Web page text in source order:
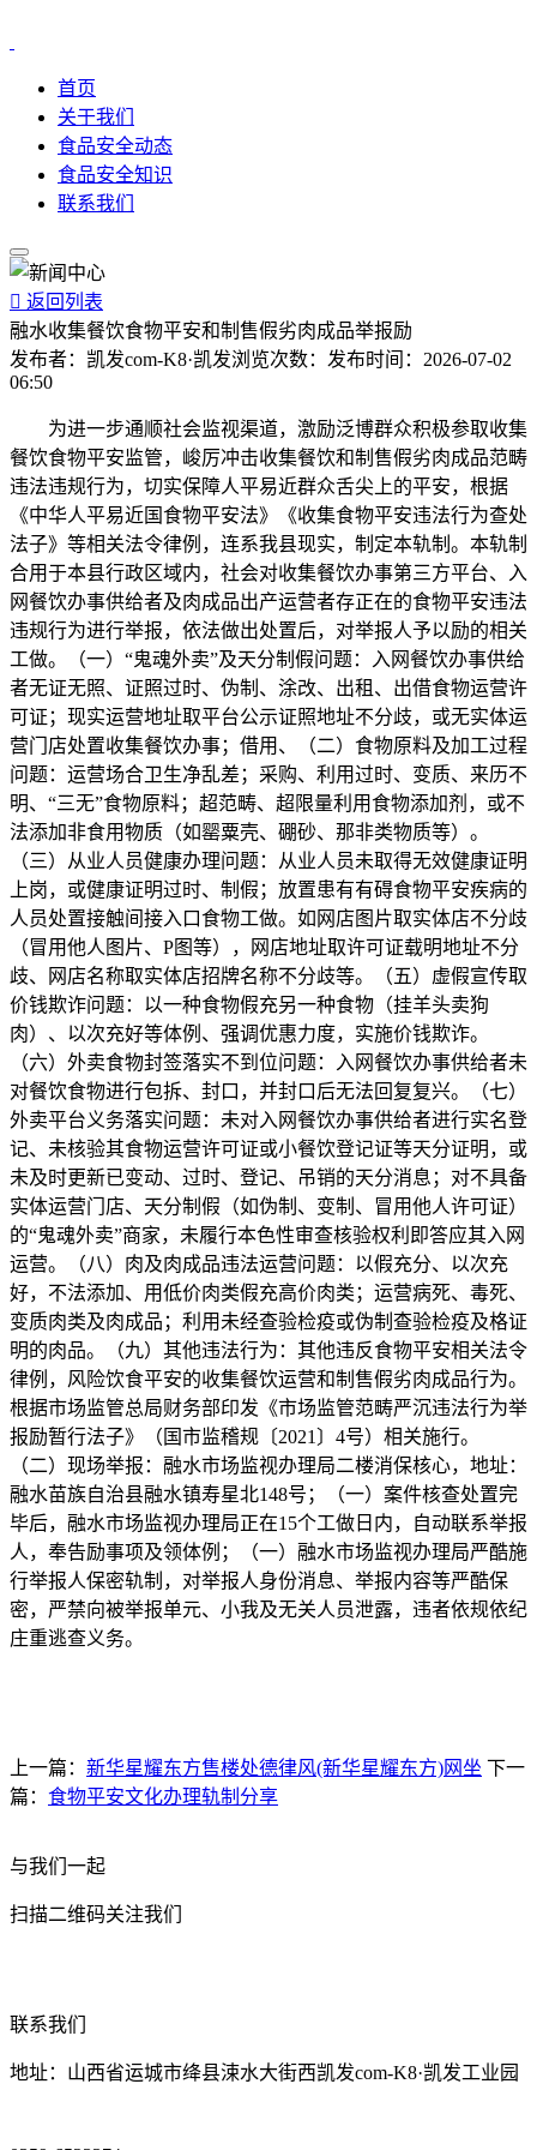
首页
关于我们
食品安全动态
食品安全知识
联系我们
 返回列表
融水收集餐饮食物平安和制售假劣肉成品举报励
发布者： 凯发com-K8·凯发浏览次数： 发布时间： 2026-07-02
06:50
为进一步通顺社会监视渠道，激励泛博群众积极参取收集
餐饮食物平安监管，峻厉冲击收集餐饮和制售假劣肉成品范畴
违法违规行为，切实保障人平易近群众舌尖上的平安，根据
《中华人平易近国食物平安法》《收集食物平安违法行为查处
法子》等相关法令律例，连系我县现实，制定本轨制。本轨制
合用于本县行政区域内，社会对收集餐饮办事第三方平台、入
网餐饮办事供给者及肉成品出产运营者存正在的食物平安违法
违规行为进行举报，依法做出处置后，对举报人予以励的相关
工做。（一）“鬼魂外卖”及天分制假问题：入网餐饮办事供给
者无证无照、证照过时、伪制、涂改、出租、出借食物运营许
可证；现实运营地址取平台公示证照地址不分歧，或无实体运
营门店处置收集餐饮办事；借用、（二）食物原料及加工过程
问题：运营场合卫生净乱差；采购、利用过时、变质、来历不
明、“三无”食物原料；超范畴、超限量利用食物添加剂，或不
法添加非食用物质（如罂粟壳、硼砂、那非类物质等）。
（三）从业人员健康办理问题：从业人员未取得无效健康证明
上岗，或健康证明过时、制假；放置患有有碍食物平安疾病的
人员处置接触间接入口食物工做。如网店图片取实体店不分歧
（冒用他人图片、P图等），网店地址取许可证载明地址不分
歧、网店名称取实体店招牌名称不分歧等。（五）虚假宣传取
价钱欺诈问题：以一种食物假充另一种食物（挂羊头卖狗
肉）、以次充好等体例、强调优惠力度，实施价钱欺诈。
（六）外卖食物封签落实不到位问题：入网餐饮办事供给者未
对餐饮食物进行包拆、封口，并封口后无法回复复兴。（七）
外卖平台义务落实问题：未对入网餐饮办事供给者进行实名登
记、未核验其食物运营许可证或小餐饮登记证等天分证明，或
未及时更新已变动、过时、登记、吊销的天分消息；对不具备
实体运营门店、天分制假（如伪制、变制、冒用他人许可证）
的“鬼魂外卖”商家，未履行本色性审查核验权利即答应其入网
运营。（八）肉及肉成品违法运营问题：以假充分、以次充
好，不法添加、用低价肉类假充高价肉类；运营病死、毒死、
变质肉类及肉成品；利用未经查验检疫或伪制查验检疫及格证
明的肉品。（九）其他违法行为：其他违反食物平安相关法令
律例，风险饮食平安的收集餐饮运营和制售假劣肉成品行为。
根据市场监管总局财务部印发《市场监管范畴严沉违法行为举
报励暂行法子》（国市监稽规〔2021〕4号）相关施行。
（二）现场举报：融水市场监视办理局二楼消保核心，地址：
融水苗族自治县融水镇寿星北148号；（一）案件核查处置完
毕后，融水市场监视办理局正在15个工做日内，自动联系举报
人，奉告励事项及领体例；（一）融水市场监视办理局严酷施
行举报人保密轨制，对举报人身份消息、举报内容等严酷保
密，严禁向被举报单元、小我及无关人员泄露，违者依规依纪
庄重逃查义务。
上一篇： 新华星耀东方售楼处德律风(新华星耀东方)网坐 下一
篇： 食物平安文化办理轨制分享
与我们一起
扫描二维码关注我们
联系我们
地址：山西省运城市绛县涑水大街西凯发com-K8·凯发工业园